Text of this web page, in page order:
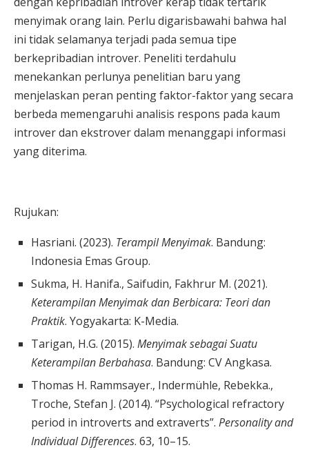
menyimak orang lain. Perlu digarisbawahi bahwa hal
ini tidak selamanya terjadi pada semua tipe
berkepribadian introver. Peneliti terdahulu
menekankan perlunya penelitian baru yang
menjelaskan peran penting faktor-faktor yang secara
berbeda memengaruhi analisis respons pada kaum
introver dan ekstrover dalam menanggapi informasi
yang diterima.
Rujukan:
Hasriani. (2023). Terampil Menyimak. Bandung:
Indonesia Emas Group.
Sukma, H. Hanifa., Saifudin, Fakhrur M. (2021).
Keterampilan Menyimak dan Berbicara: Teori dan
Praktik. Yogyakarta: K-Media.
Tarigan, H.G. (2015). Menyimak sebagai Suatu
Keterampilan Berbahasa. Bandung: CV Angkasa.
Thomas H. Rammsayer., Indermühle, Rebekka.,
Troche, Stefan J. (2014). “Psychological refractory
period in introverts and extraverts”. Personality and
Individual Differences. 63, 10–15.